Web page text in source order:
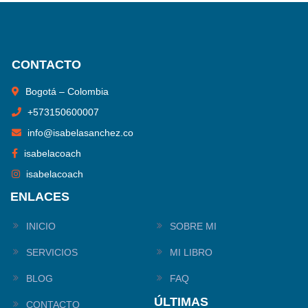
CONTACTO
Bogotá – Colombia
+573150600007
info@isabelasanchez.co
isabelacoach
isabelacoach
ENLACES
INICIO SOBRE MI
SERVICIOS MI LIBRO
BLOG FAQ
CONTACTO ÚLTIMAS